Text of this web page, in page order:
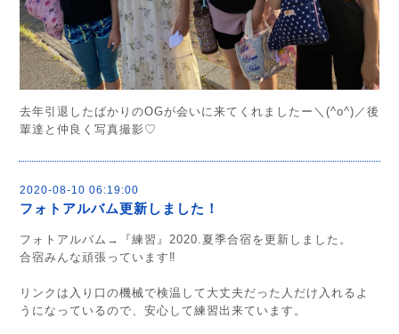
去年引退したばかりのOGが会いに来てくれましたー＼(^o^)／後
輩達と仲良く写真撮影♡
2020-08-10 06:19:00
フォトアルバム更新しました！
フォトアルバム→『練習』2020.夏季合宿を更新しました。
合宿みんな頑張っています‼︎
リンクは入り口の機械で検温して大丈夫だった人だけ入れるよ
うになっているので、安心して練習出来ています。